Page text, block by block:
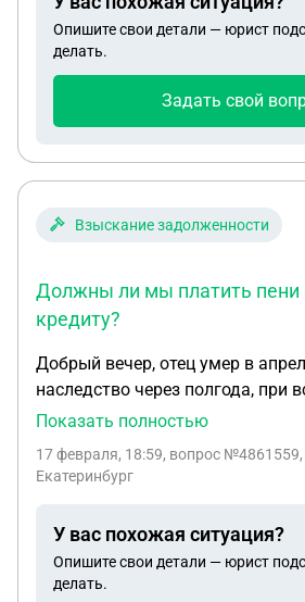
ответ банка не должен
честно не знаю как быть в этой
ли это как то урегулировать с
Опишите свои детали — юрист
делать.
Задать свой
Взыскание задолженности
Должны ли мы платить пени
кредиту?
Добрый вечер, отец умер в
наследство через полгода, при
каких долгах и обременениях
отца есть невыплаченные
уведомление от нотариуса
указана другая дата рождения.
Показать полностью
17 февраля, 18:59, вопрос №4861559,
Екатеринбург
У вас похожая ситуация?
Опишите свои детали — юрист
делать.